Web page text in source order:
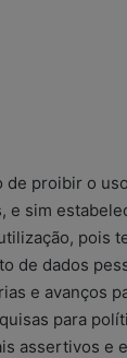
de proibir o
e sim
pois
de dados
e avanços
para
assertivos e